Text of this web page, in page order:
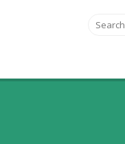
Search